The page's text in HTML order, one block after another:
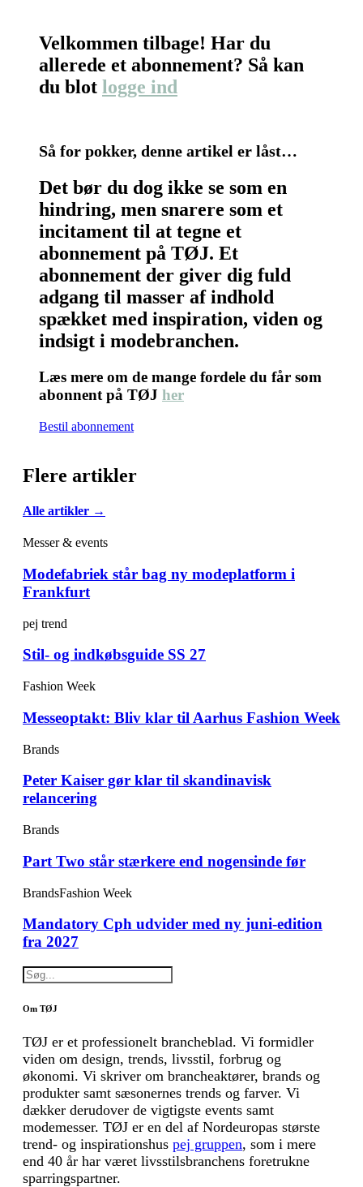
Velkommen tilbage! Har du
allerede et abonnement? Så kan
du blot logge ind
Så for pokker, denne artikel er låst…
Det bør du dog ikke se som en
hindring, men snarere som et
incitament til at tegne et
abonnement på TØJ. Et
abonnement der giver dig fuld
adgang til masser af indhold
spækket med inspiration, viden og
indsigt i modebranchen.
Læs mere om de mange fordele du får som
abonnent på TØJ her
Bestil abonnement
Flere artikler
Alle artikler →
Messer & events
Modefabriek står bag ny modeplatform i
Frankfurt
pej trend
Stil- og indkøbsguide SS 27
Fashion Week
Messeoptakt: Bliv klar til Aarhus Fashion Week
Brands
Peter Kaiser gør klar til skandinavisk
relancering
Brands
Part Two står stærkere end nogensinde før
BrandsFashion Week
Mandatory Cph udvider med ny juni-edition
fra 2027
Om TØJ
TØJ er et professionelt brancheblad. Vi formidler
viden om design, trends, livsstil, forbrug og
økonomi. Vi skriver om brancheaktører, brands og
produkter samt sæsonernes trends og farver. Vi
dækker derudover de vigtigste events samt
modemesser. TØJ er en del af Nordeuropas største
trend- og inspirationshus pej gruppen, som i mere
end 40 år har været livsstilsbranchens foretrukne
sparringspartner.